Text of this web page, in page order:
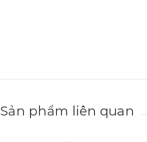
Sản phẩm liên quan